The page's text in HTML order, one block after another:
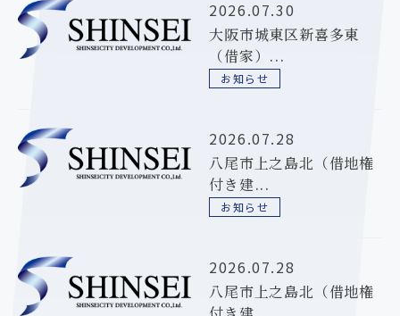
2026.07.30
大阪市城東区新喜多東
（借家）...
お知らせ
2026.07.28
八尾市上之島北（借地権
付き建...
お知らせ
2026.07.28
八尾市上之島北（借地権